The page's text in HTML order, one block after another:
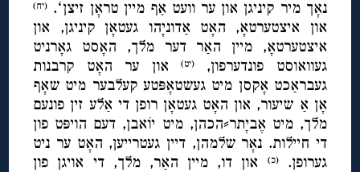
נאָך מיר קיניגן און ער וועט אַף מיין טראָן זיצןʻ.
(יח)
און איצטערטאָ, האָט אַדוניָהו געטאָן קיניגן, און
איצטערטאָ, מיין האַר דער מלך, האָסט גאָרניט
געוואוסט פונדערפון,(יט)
און ער האָט קרבנות
געבראַכט אָקסן מיט געשטאָפּטע קעלבער מיט שאָף
אָן אַ שיעור, און האָט געטאָן רופן די אַלע זין פונעם
מלך, מיט אֶביָתר⸗הכהן, מיט יוֹאבן, דעם הויפּט פון
די חיילות. נאָר שלמהן, דיין געטרייען, האָט ער ניט
גערופן.(כ)
און דו, מיין האַר, מלך, די אויגן פון